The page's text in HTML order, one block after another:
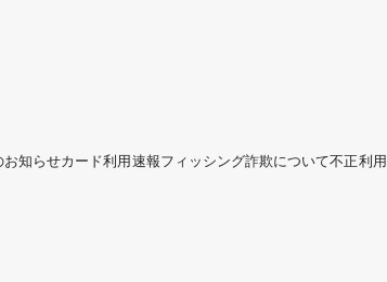
お知らせカード利用速報フィッシング詐欺について不正利